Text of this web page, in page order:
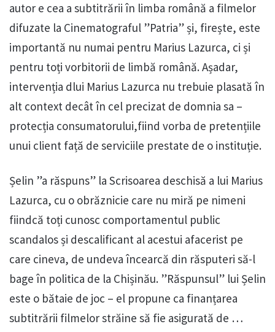
autor e cea a subtitrării în limba română a filmelor
difuzate la Cinematograful ”Patria” și, firește, este
importantă nu numai pentru Marius Lazurca, ci și
pentru toți vorbitorii de limbă română. Așadar,
intervenția dlui Marius Lazurca nu trebuie plasată în
alt context decât în cel precizat de domnia sa –
protecția consumatorului,fiind vorba de pretențiile
unui client față de serviciile prestate de o instituție.
Șelin ”a răspuns” la Scrisoarea deschisă a lui Marius
Lazurca, cu o obrăznicie care nu miră pe nimeni
fiindcă toți cunosc comportamentul public
scandalos și descalificant al acestui afacerist pe
care cineva, de undeva încearcă din răsputeri să-l
bage în politica de la Chișinău. ”Răspunsul” lui Șelin
este o bătaie de joc – el propune ca finanțarea
subtitrării filmelor străine să fie asigurată de …